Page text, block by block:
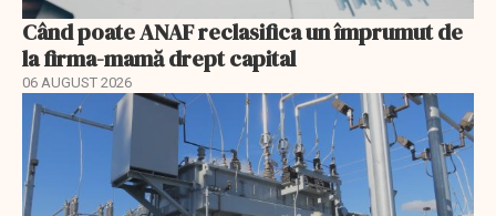
Când poate ANAF reclasifica un împrumut de
la firma-mamă drept capital
06 AUGUST 2026